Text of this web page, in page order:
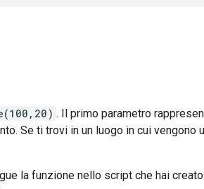
. Il primo parametro
Se ti trovi in un luogo in cui
la funzione nello script che hai